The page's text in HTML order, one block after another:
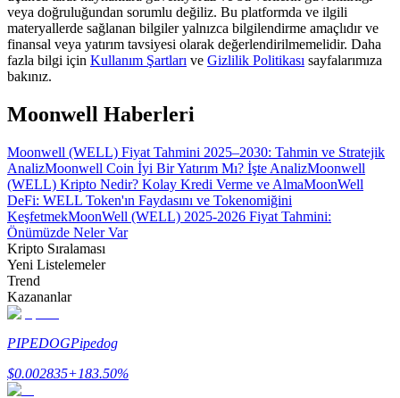
Rehber
Vadeli İşlemler Başlangıç Kılavuzu
Ticaret stratejileri
veya doğruluğundan sorumlu değiliz. Bu platformda ve ilgili
materyallerde sağlanan bilgiler yalnızca bilgilendirme amaçlıdır ve
finansal veya yatırım tavsiyesi olarak değerlendirilmemelidir. Daha
fazla bilgi için Kullanım Şartları ve Gizlilik Politikası sayfalarımıza
bakınız.
Moonwell Haberleri
Moonwell (WELL) Fiyat Tahmini 2025–2030: Tahmin ve Stratejik
AnalizMoonwell Coin İyi Bir Yatırım Mı? İşte AnalizMoonwell
(WELL) Kripto Nedir? Kolay Kredi Verme ve AlmaMoonWell
DeFi: WELL Token'ın Faydasını ve Tokenomiğini
KeşfetmekMoonWell (WELL) 2025-2026 Fiyat Tahmini:
Önümüzde Neler Var
Kripto Sıralaması
Yeni Listelemeler
Trend
Kazananlar
PIPEDOGPipedog
$0.002835+183.50%